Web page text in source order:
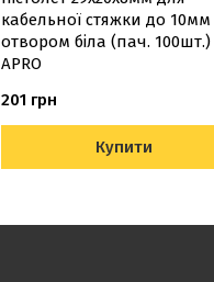
кабельної стяжки до 10мм
отвором біла (пач. 100шт.)
APRO
201 грн
Купити